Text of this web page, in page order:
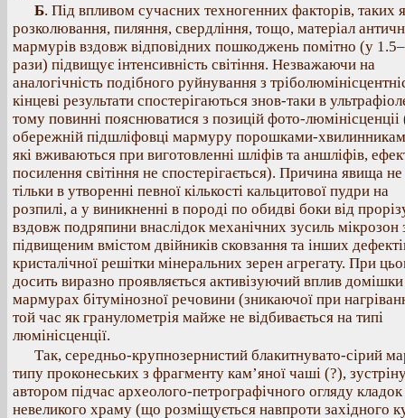
Б. Під впливом сучасних техногенних факторів, таких
розколювання, пиляння, свердління, тощо, матеріал
мармурів вздовж відповідних пошкоджень помітно (у
рази) підвищує інтенсивність світіння. Незважаючи на
аналогічність подібного руйнування з
кінцеві результати спостерігаються знов-таки в
тому повинні пояснюватися з позицій фото-
обережній підшліфовці мармуру порошками-
які вживаються при виготовленні шліфів та аншліфів,
посилення світіння не спостерігається). Причина явища не
тільки в утворенні певної кількості кальцитової пудри на
розпилі, а у виникненні в породі по обидві боки від
вздовж подряпини внаслідок механічних зусиль мікрозон
підвищеним вмістом двійників сковзання та інших
кристалічної решітки мінеральних зерен агрегату. При
досить виразно проявляється активізуючий вплив
мармурах бітумінозної речовини (зникаючої при
той час як гранулометрія майже не відбивається на типі
люмінісценції.
Так, середньо-крупнозернистий блакитнувато-сірий
типу проконеських з фрагменту кам’яної чаші (?),
автором підчас археолого-петрографічного огляду кладок
невеликого храму (що розміщується навпроти західного